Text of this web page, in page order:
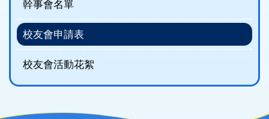
幹事會名單
校友會申請表
校友會活動花絮